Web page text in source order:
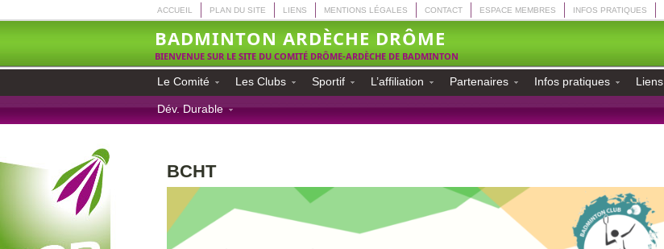
ACCUEIL PLAN DU SITE LIENS MENTIONS LÉGALES CONTACT ESPACE MEMBRES INFOS PRATIQUES
BADMINTON ARDÈCHE DRÔME
BIENVENUE SUR LE SITE DU COMITÉ DRÔME-ARDÈCHE DE BADMINTON
Le Comité Les Clubs Sportif L’affiliation Partenaires Infos pratiques Liens
Dév. Durable
BCHT